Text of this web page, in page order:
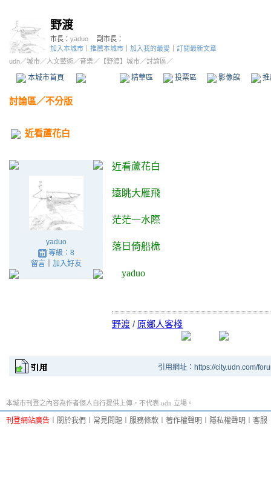
野渡
市長： yaduo
副市長：
加入本城市
推薦本城市 加入我的最愛
訂閱最新文章
udn／城市／人文藝術／音樂／ 【野渡】城市／討論區／
本城市首頁 精華區 投票區 影像館
討論區／不分版
近看蘆花白
yaduo
等級：8
留言｜ 加入好友
近看蘆花白
遠眺大雁飛
茫茫一水際
落 日倚船桅
yaduo
野渡 / 原鄉人客棧
引用網址：https://city.udn.com/
本城市刊登之內容為作者個人自行提供上傳，不代表 udn 立場。
刊登網站廣告 關於我們 常見問題 服務條款 著作權聲明 隱私權聲明 客服